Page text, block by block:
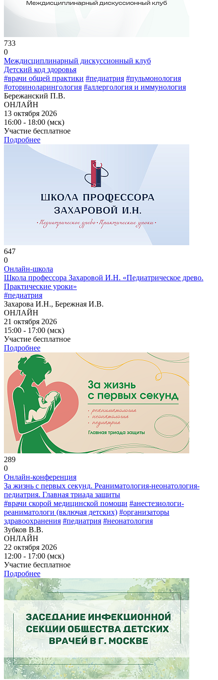
733
0
Междисциплинарный дискуссионный клуб
Детский код здоровья
#врачи общей практики #педиатрия #пульмонология
#оториноларингология #аллергология и иммунология
Бережанский П.В.
ОНЛАЙН
13 октября 2026
16:00 - 18:00 (мск)
Участие бесплатное
Подробнее
647
0
Онлайн-школа
Школа профессора Захаровой И.Н. «Педиатрическое древо.
Практические уроки»
#педиатрия
Захарова И.Н., Бережная И.В.
ОНЛАЙН
21 октября 2026
15:00 - 17:00 (мск)
Участие бесплатное
Подробнее
289
0
Онлайн-конференция
За жизнь с первых секунд. Реаниматология-неонатология-
педиатрия. Главная триада защиты
#врачи скорой медицинской помощи #анестезиологи-
реаниматологи (включая детских) #организаторы
здравоохранения #педиатрия #неонатология
Зубков В.В.
ОНЛАЙН
22 октября 2026
12:00 - 17:00 (мск)
Участие бесплатное
Подробнее